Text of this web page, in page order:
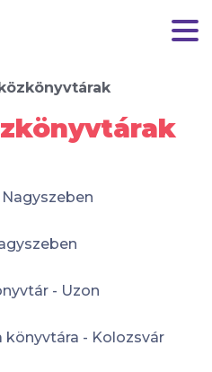
- Uzon
könyvtára - Kolozsvár